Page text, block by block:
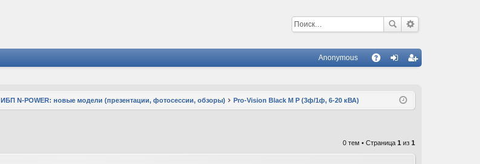
С
Anonymous
ис
ИБП N-POWER: новые модели (презентации, фотосессии, обзоры) Pro-Vision Black M P (3ф/1ф, 6-20 кВА)
0 тем • Страница 1 из 1